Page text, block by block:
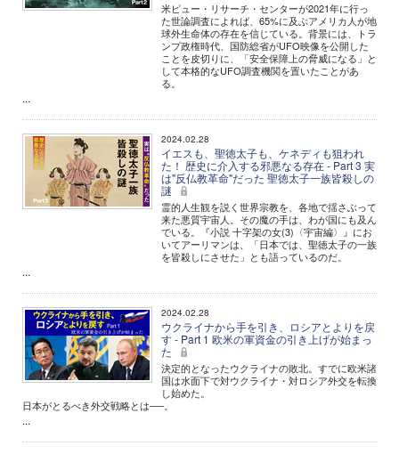
米ピュー・リサーチ・センターが2021年に行っ
た世論調査によれば、65%に及ぶアメリカ人が地
球外生命体の存在を信じている。背景には、トラ
ンプ政権時代、国防総省がUFO映像を公開した
ことを皮切りに、「安全保障上の脅威になる」と
して本格的なUFO調査機関を置いたことがあ
る。
...
2024.02.28
イエスも、聖徳太子も、ケネディも狙われ
た！ 歴史に介入する邪悪なる存在 - Part 3 実
は"反仏教革命"だった 聖徳太子一族皆殺しの
謎
霊的人生観を説く世界宗教を、各地で揺さぶって
来た悪質宇宙人。その魔の手は、わが国にも及ん
でいる。『小説 十字架の女(3)〈宇宙編〉』にお
いてアーリマンは、「日本では、聖徳太子の一族
を皆殺しにさせた」とも語っているのだ。
...
2024.02.28
ウクライナから手を引き、ロシアとよりを戻
す - Part 1 欧米の軍資金の引き上げが始まっ
た
決定的となったウクライナの敗北。すでに欧米諸
国は水面下で対ウクライナ・対ロシア外交を転換
し始めた。
日本がとるべき外交戦略とは──。
...